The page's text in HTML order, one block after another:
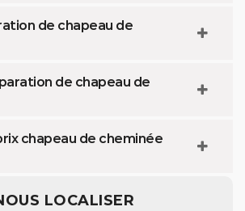
de chapeau de
de chapeau de
chapeau de cheminée
LOCALISER